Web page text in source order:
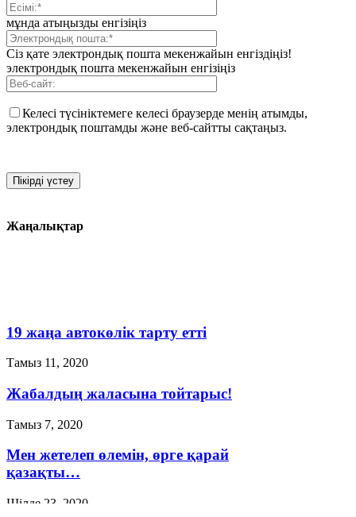
мұнда атыңызды енгізіңіз
Сіз қате электрондық пошта мекенжайын енгіздіңіз!
электрондық пошта мекенжайын енгізіңіз
Келесі түсініктемеге келесі браузерде менің атымды,
электрондық поштамды және веб-сайтты сақтаңыз.
Жаңалықтар
19 жаңа автокөлік тарту етті
Тамыз 11, 2020
Жабалдың жаласына тойтарыс!
Тамыз 7, 2020
Мен жетелеп өлемін, өрге қарай
қазақты…
Шілде 23, 2020